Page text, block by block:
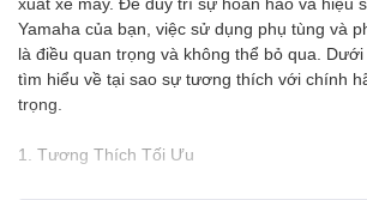
Yamaha của bạn, việc sử dụng phụ tùng và
là điều quan trọng và không thể bỏ qua.
tìm hiểu về tại sao sự tương thích với chính
trọng.
1. Tương Thích Tối Ưu